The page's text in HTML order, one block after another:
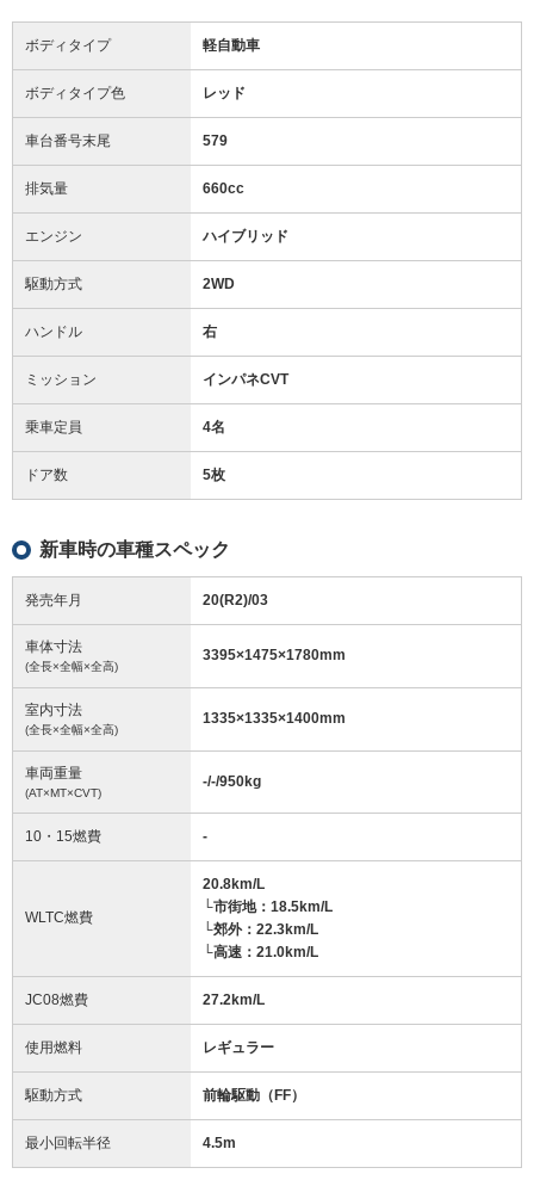
ボディタイプ 軽自動車
ボディタイプ色 レッド
車台番号末尾 579
排気量 660cc
エンジン ハイブリッド
駆動方式 2WD
ハンドル 右
ミッション インパネCVT
乗車定員 4名
ドア数 5枚
新車時の車種スペック
発売年月 20(R2)/03
車体寸法
(全長×全幅×全高)
3395×1475×1780mm
室内寸法
(全長×全幅×全高)
1335×1335×1400mm
車両重量
(AT×MT×CVT)
-/-/950kg
10・15燃費 -
WLTC燃費
20.8km/L
└市街地：18.5km/L
└郊外：22.3km/L
└高速：21.0km/L
JC08燃費 27.2km/L
使用燃料 レギュラー
駆動方式 前輪駆動（FF）
最小回転半径 4.5m